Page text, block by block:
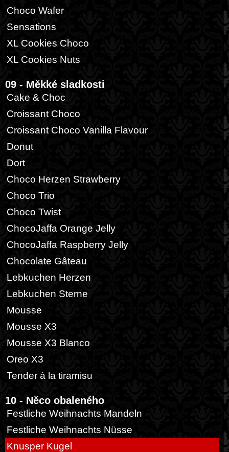
Choco Wafer
Sensations
XL Cookies Choco
XL Cookies Nuts
09 - Měkké sladkosti
Cake & Choc
Croissant Choco
Croissant Choco Vanilla Flavour
Donut
Dort
Choco Herzen Strawberry
Choco Trio
Choco Twist
ChocoJaffa Orange Jelly
ChocoJaffa Raspberry Jelly
Chocolate Gâteau
Lebkuchen Herzen
Lebkuchen Sterne
Mousse
Mousse X3
Mousse X3 Blanco
Oreo X3
Tender á la tiramisu
10 - Něco obaleného
Festliche Weihnachts Mandeln
Festliche Weihnachts Nüsse
Knusper Kugel